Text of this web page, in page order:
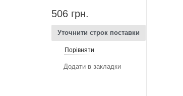
506 грн.
Уточнити строк поставки
Порівняти
Додати в закладки